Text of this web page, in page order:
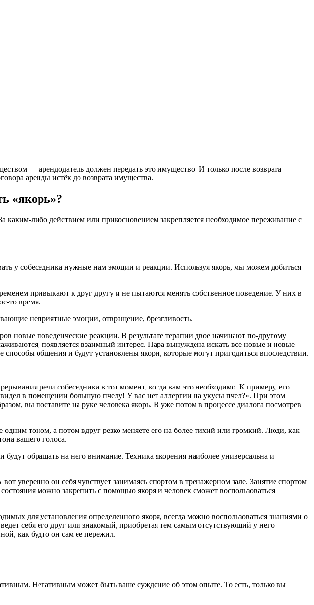
— арендодатель должен передать это имущество. И только после возврата
аренды истёк до возврата имущества.
«якорь»?
каким-либо действием или прикосновением закрепляется необходимое переживание с
у собеседника нужные нам эмоции и реакции. Используя якорь, мы можем добиться
привыкают к друг другу и не пытаются менять собственное поведение. У них в
то время.
неприятные эмоции, отвращение, брезгливость.
новые поведенческие реакции. В результате терапии двое начинают по-другому
появляется взаимный интерес. Пара вынуждена искать все новые и новые
общения и будут установлены якори, которые могут пригодиться впоследствии.
речи собеседника в тот момент, когда вам это необходимо. К примеру, его
в помещении большую пчелу! У вас нет аллергии на укусы пчел?». При этом
вы поставите на руке человека якорь. В уже потом в процессе диалога посмотрев
тоном, а потом вдруг резко меняете его на более тихий или громкий. Люди, как
вашего голоса.
обращать на него внимание. Техника якорения наиболее универсальна и
уверенно он себя чувствует занимаясь спортом в тренажерном зале. Занятие спортом
можно закрепить с помощью якоря и человек сможет воспользоваться
для установления определенного якоря, всегда можно воспользоваться знаниями о
себя его друг или знакомый, приобретая тем самым отсутствующий у него
как будто он сам ее пережил.
Негативным может быть ваше суждение об этом опыте. То есть, только вы